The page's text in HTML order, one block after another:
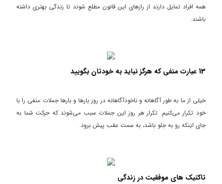
همه افراد تمایل دارند از رازهای این قانون مطلع شوند تا زندگی بهتری داشته
باشند.
13 عبارت منفی که هرگز نباید به خودتان بگویید
خیلی از ما به طور آگاهانه و ناخودآگاهانه در روز بارها و بارها جملات منفی را با
خود تکرار می‌کنیم. تکرار هر روز این جملات سبب می‌شوند که حرکت شما به
جای اینکه رو به جلو باشد، به سمت عقب پیش برود.
تاکتیک‌ های موفقیت در زندگی